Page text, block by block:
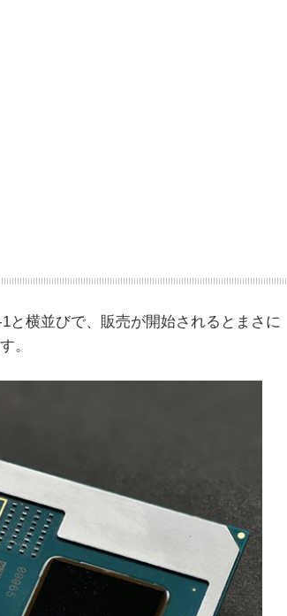
と横並びで、販売が開始されるとまさに
。